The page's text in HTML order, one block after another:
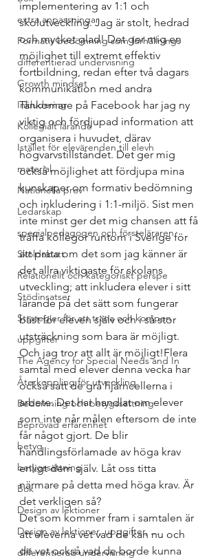
extra anpassningar
Formativ bedömning som förhållnings
differentierad undervisning
Growth mindset
Inkludering
Kollegialt lärande
Istället för elevärenden till elevh
material
Nationella prov
Ledarskap
specialpedagogen och försteläraren
Skoldebatt
Relationellt och kategoriskt perspe
Stödinsatser
Strategier för att träna och kompen
uppgifter
The Agency for Special Needs and In
Återkoppling för utveckling
Bedömning och betygssättning
Beprövad erfarenhet
betyg
betygssättning
Bok
Design av lektioner
Design av lektioner, uppgifter, ...
differentierad undervisning
implementering av 1:1 och
skolutveckling. Jag är stolt, hedrad
och mycket glad! Det ger mig en
möjlighet till extremt effektiv
fortbildning, redan efter två dagars
kommunikation med andra
Tänkomare på Facebook har jag ny
viktig och fördjupad information att
organisera i huvudet, därav
högvarvstillståndet. Det ger mig
också möjlighet att fördjupa mina
kunskaper om formativ bedömning
och inkludering i 1:1-miljö. Sist men
inte minst ger det mig chansen att få
träffa kollegor runtom i Sverige för
att prata om det som jag känner är
det allra viktigaste för skolans
utveckling; att inkludera elever i sitt
lärande på det sätt som fungerar
bäst för eleven själv och i så stor
utsträckning som bara är möjligt.
Och jag tror att allt är möjligt!Flera
samtal med elever denna vecka har
också satt de grå hjärncellerna i
arbete. Det har handlat om elever
som inte når målen eftersom de inte
får något gjort. De blir
handlingsförlamade av höga krav
enligt dem själv. Låt oss titta
närmare på detta med höga krav. Är
det verkligen så?
Det som kommer fram i samtalen är
att eleverna vet vad de kan nu och
de vet också vad de borde kunna